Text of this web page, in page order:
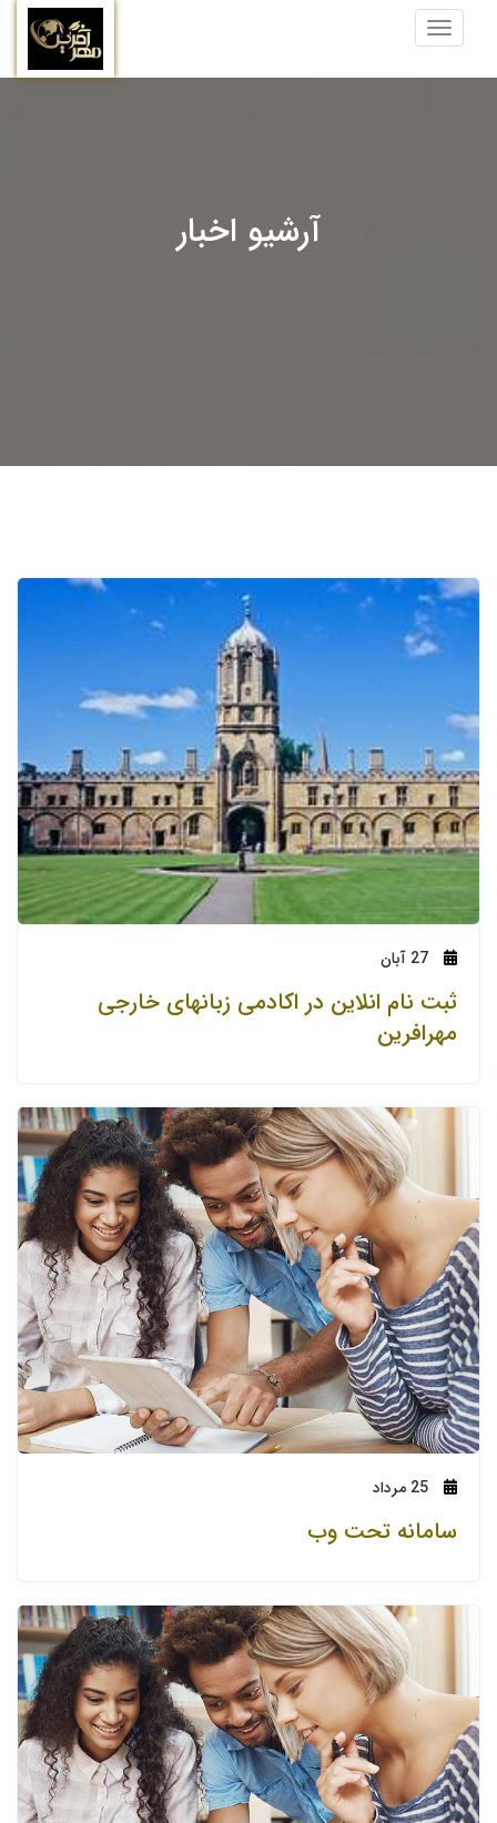
Toggle
navigation
آرشیو اخبار
آبان
ثبت نام انلاین در اکادمی زبانهای خارجی
مهرافرین
مرداد
سامانه تحت وب